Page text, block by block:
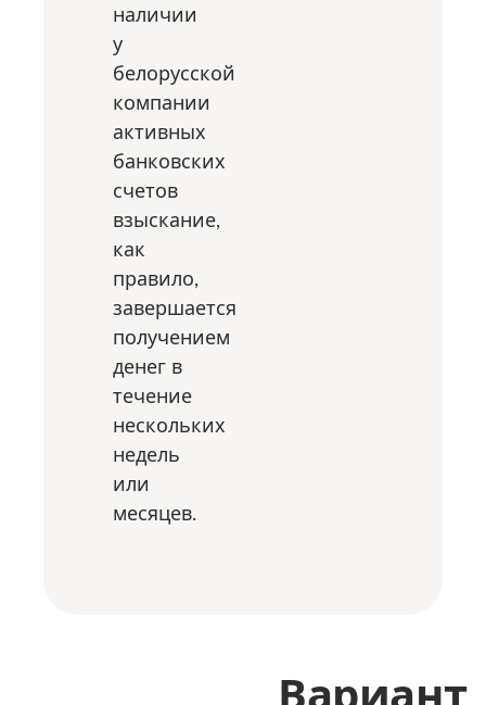
наличии
у
белорусской
компании
активных
банковских
счетов
взыскание,
как
правило,
завершается
получением
денег в
течение
нескольких
недель
или
месяцев.
Вариант